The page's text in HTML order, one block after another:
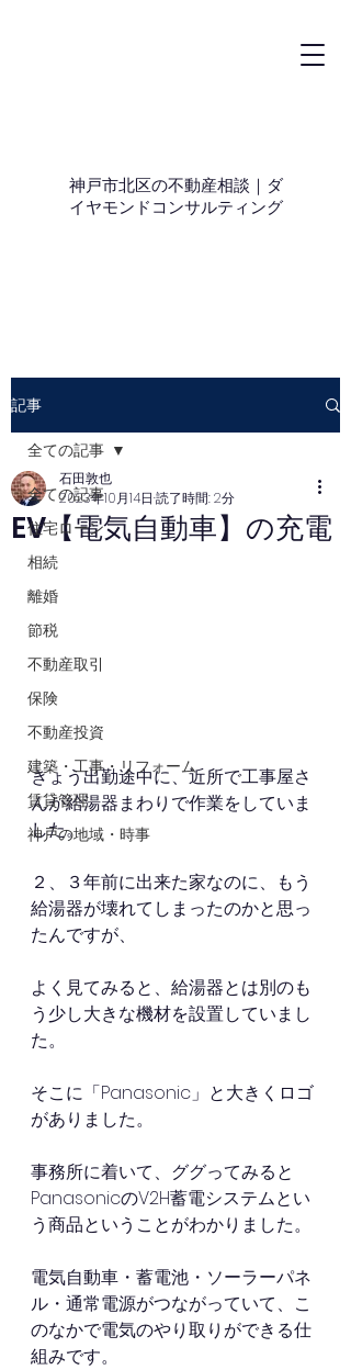
神戸市北区の不動産相談｜ダ
イヤモンドコンサルティング
記事
全ての記事
住宅ローン
相続
離婚
節税
不動産取引
保険
不動産投資
建築・工事・リフォーム
賃貸管理
神戸の地域・時事
全ての記事
EV【電気自動車】の充電
石田敦也
2023年10月14日 読了時間: 2分
きょう出勤途中に、近所で工事屋さ
んが給湯器まわりで作業をしていま
した。
２、３年前に出来た家なのに、もう
給湯器が壊れてしまったのかと思っ
たんですが、
よく見てみると、給湯器とは別のも
う少し大きな機材を設置していまし
た。
そこに「Panasonic」と大きくロゴ
がありました。
事務所に着いて、ググってみると
PanasonicのV2H蓄電システムとい
う商品ということがわかりました。
電気自動車・蓄電池・ソーラーパネ
ル・通常電源がつながっていて、こ
のなかで電気のやり取りができる仕
組みです。